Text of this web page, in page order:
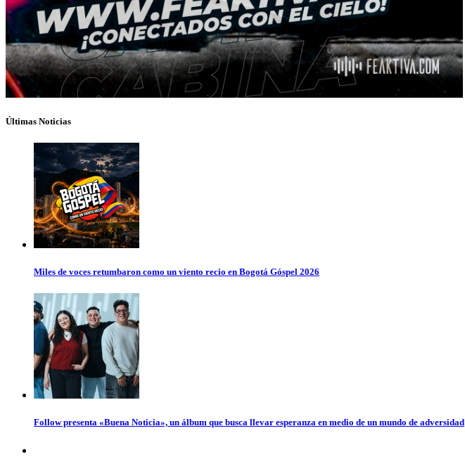
Últimas Noticias
Miles de voces retumbaron como un viento recio en Bogotá Góspel 2026
Follow presenta «Buena Noticia», un álbum que busca llevar esperanza en medio de un mundo de adversidad